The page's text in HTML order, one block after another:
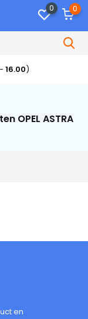
0 0
- 16.00)
OPEL ASTRA
en